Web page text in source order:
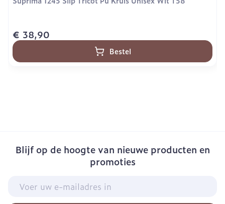
€ 38,90
Bestel
Blijf op de hoogte van nieuwe producten en
promoties